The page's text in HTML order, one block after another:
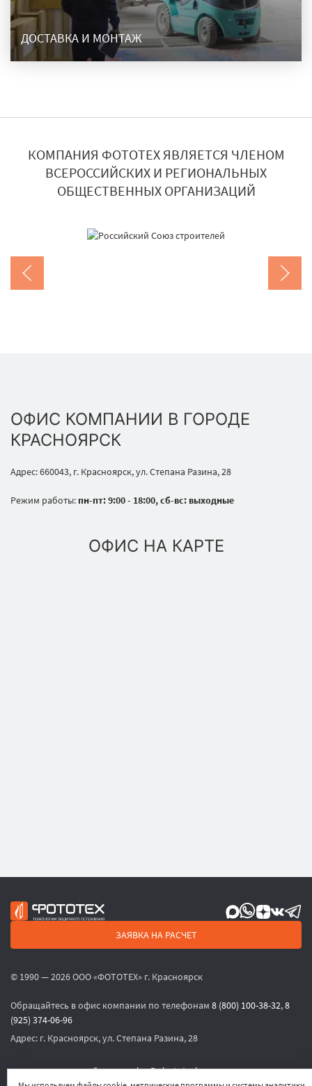
ДОСТАВКА И МОНТАЖ
КОМПАНИЯ ФОТОТЕХ ЯВЛЯЕТСЯ ЧЛЕНОМ
ВСЕРОССИЙСКИХ И РЕГИОНАЛЬНЫХ
ОБЩЕСТВЕННЫХ ОРГАНИЗАЦИЙ
ОФИС КОМПАНИИ В ГОРОДЕ
КРАСНОЯРСК
Адрес: 660043, г. Красноярск, ул. Степана Разина, 28
Режим работы: пн-пт: 9:00 - 18:00, сб-вс: выходные
ОФИС НА КАРТЕ
ЗАЯВКА НА РАСЧЕТ
© 1990 — 2026 ООО «ФОТОТЕХ» г. Красноярск
Обращайтесь в офис компании по телефонам 8 (800) 100-38-32,8
(925) 374-06-96
Адрес: г. Красноярск, ул. Степана Разина, 28
или по электронной почтеsales@phototech.ru